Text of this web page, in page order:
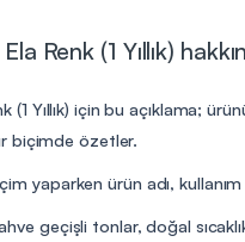
Renk (1 Yıllık)
(1 Yıllık) için bu açıklama;
biçimde özetler.
yaparken ürün adı,
geçişli tonlar, doğal